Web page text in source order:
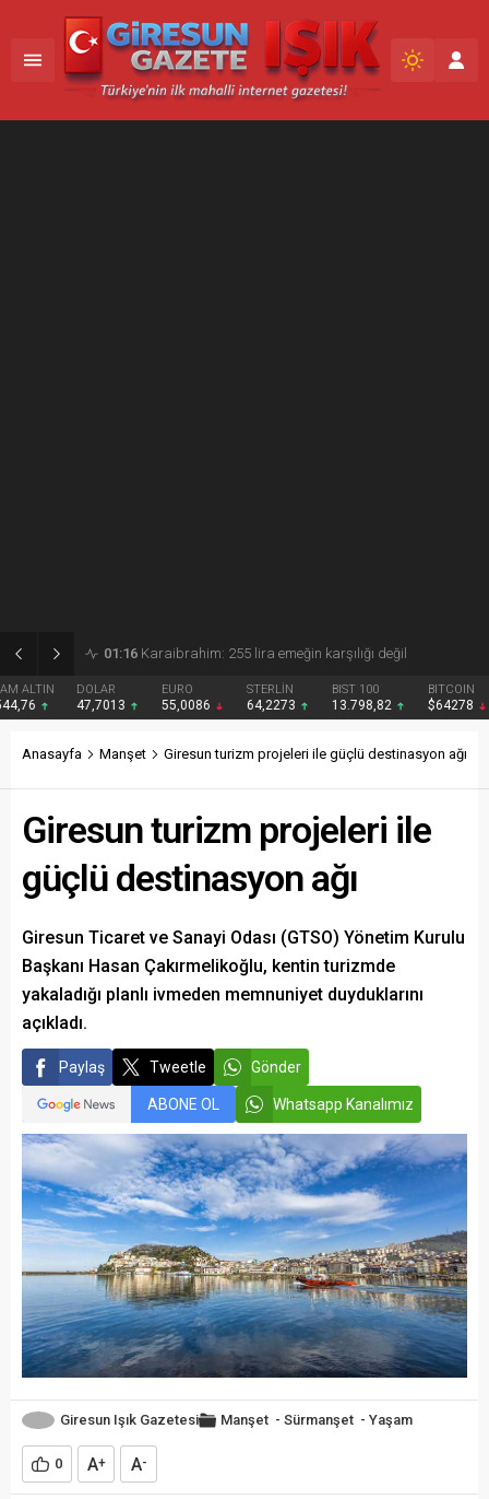
01:15 Gezmiş: 250 liralık fındık fiyatı emeği yok saydı
DOLAR
47,7013
EURO
55,0086
STERLİN
64,2273
BIST 100
13.798,82
BITCOIN
$64278
Anasayfa Manşet Giresun turizm projeleri ile güçlü destinasyon ağı
Giresun turizm projeleri ile
güçlü destinasyon ağı
Giresun Ticaret ve Sanayi Odası (GTSO) Yönetim Kurulu
Başkanı Hasan Çakırmelikoğlu, kentin turizmde
yakaladığı planlı ivmeden memnuniyet duyduklarını
açıkladı.
Paylaş Tweetle Gönder
ABONE OL Whatsapp Kanalımız
Giresun Işık Gazetesi Manşet - Sürmanşet - Yaşam
0 A+ A-